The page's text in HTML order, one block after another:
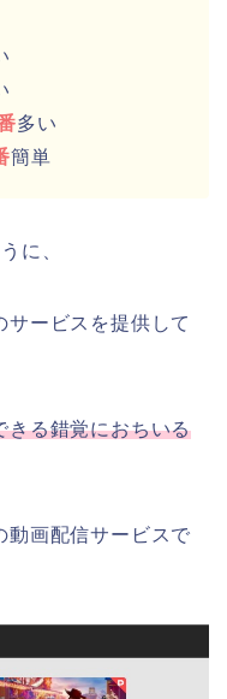
多い
簡単
に、
ービスを提供して
きる錯覚におちいる
動画配信サービスで